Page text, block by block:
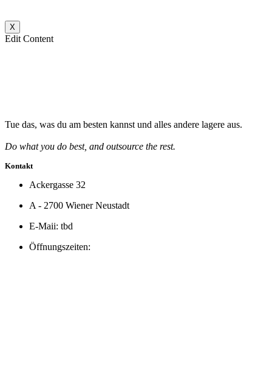
X
Edit Content
Tue das, was du am besten kannst und alles andere lagere aus.
Do what you do best, and outsource the rest.
Kontakt
Ackergasse 32
A - 2700 Wiener Neustadt
E-Maii: tbd
Öffnungszeiten: